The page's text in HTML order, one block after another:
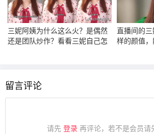
三妮阿姨为什么这么火？是偶然
还是团队炒作？看看三妮自己怎
直播间的
样的颜值
留言评论
请先 登录 再评论，若不是会员请